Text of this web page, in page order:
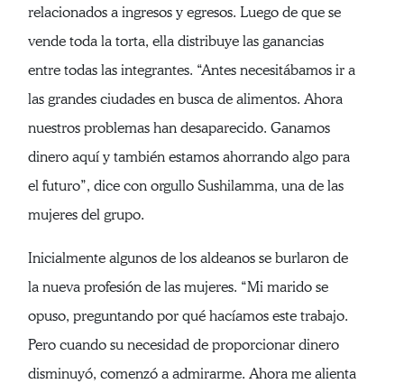
relacionados a ingresos y egresos. Luego de que se
vende toda la torta, ella distribuye las ganancias
entre todas las integrantes. “Antes necesitábamos ir a
las grandes ciudades en busca de alimentos. Ahora
nuestros problemas han desaparecido. Ganamos
dinero aquí y también estamos ahorrando algo para
el futuro”, dice con orgullo Sushilamma, una de las
mujeres del grupo.
Inicialmente algunos de los aldeanos se burlaron de
la nueva profesión de las mujeres. “Mi marido se
opuso, preguntando por qué hacíamos este trabajo.
Pero cuando su necesidad de proporcionar dinero
disminuyó, comenzó a admirarme. Ahora me alienta